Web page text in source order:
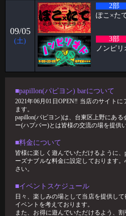
2026-03-02
🥳2月女子抽選🥳
🦋🉐女性様特典🉐🦋 🤩2月の抽選結果🤩 1
2026-02-24
パンブログ 「あまーい」
2026-02-17
すずブログ"ハプバーで避けるべき
ハプバーは、日常とは少し違う非日常的
2026-02-01
🥳1月女子抽選🥳
🦋🉐女性様特典🉐🦋 🤩1月の抽選結果🤩 1
09/05
(土)
2部
ぽこ×た
3部
ノンピリ
■papillon(パピヨン) barについて
2021年06月01日OPEN‼︎ 当店のサイト
ます。
papillon(パピヨン)は、台東区上野にあ
ー(ハプバー)とは皆様の交流の場を提供
■料金について
皆様に楽しく遊んでいただけるように、
ーズナブルな料金に設定しております
さい。
■イベントスケジュール
日々、楽しみの場として当店を提供し
イベントを考えております。
また、お得に遊んでいただけるよう、